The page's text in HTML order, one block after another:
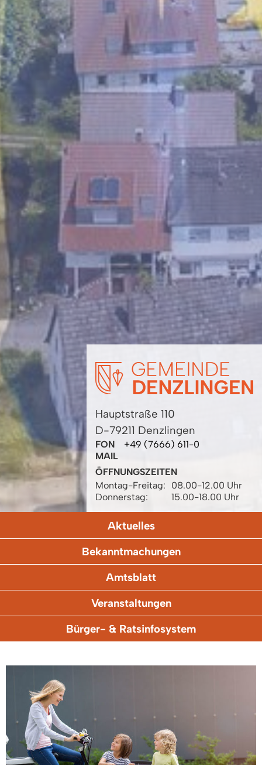
Hauptstraße 110
D-79211 Denzlingen
FON
+49 (7666) 611-0
MAIL
ÖFFNUNGSZEITEN
Montag-Freitag:
08.00-12.00 Uhr
Donnerstag:
15.00-18.00 Uhr
Aktuelles
Bekanntmachungen
Amtsblatt
Veranstaltungen
Bürger- & Ratsinfosystem